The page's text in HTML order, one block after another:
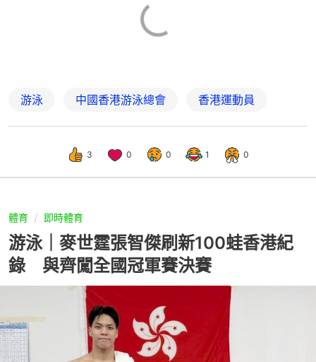
游泳 中國香港游泳總會 香港運動員
3 0 0 1 0
體育 即時體育
游泳｜麥世霆張智傑刷新100蛙香港紀
錄 與齊闖全國冠軍賽決賽